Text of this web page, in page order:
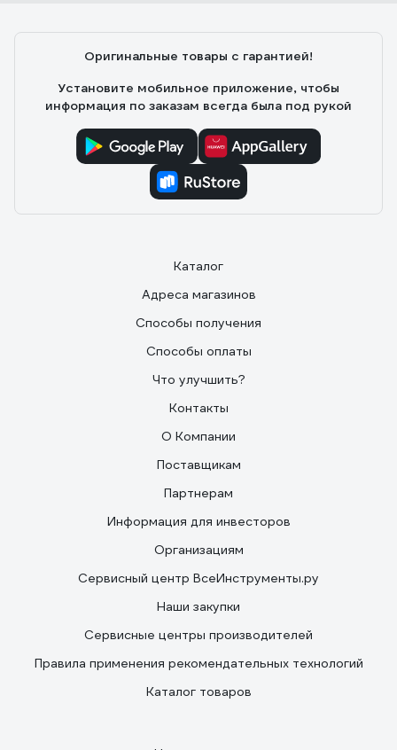
Оригинальные товары с гарантией!
Установите мобильное приложение, чтобы
информация по заказам всегда была под рукой
Каталог
Адреса магазинов
Способы получения
Способы оплаты
Что улучшить?
Контакты
О Компании
Поставщикам
Партнерам
Информация для инвесторов
Организациям
Сервисный центр ВсеИнструменты.ру
Наши закупки
Сервисные центры производителей
Правила применения рекомендательных технологий
Каталог товаров